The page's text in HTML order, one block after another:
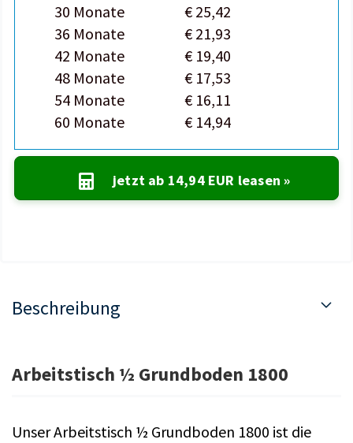
30 Monate
€ 25,42
36 Monate
€ 21,93
42 Monate
€ 19,40
48 Monate
€ 17,53
54 Monate
€ 16,11
60 Monate
€ 14,94
jetzt ab 14,94 EUR leasen »
Beschreibung
Arbeitstisch ½ Grundboden 1800
Unser Arbeitstisch ½ Grundboden 1800 ist die